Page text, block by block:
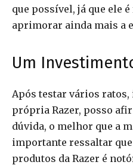
que possível, já que ele
aprimorar ainda mais a
Um
Após testar vários
própria Razer, posso
dúvida, o melhor que a
importante ressaltar
produtos da Razer é